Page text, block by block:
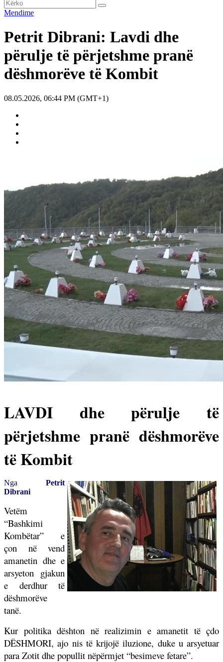
Mendime
Petrit Dibrani: Lavdi dhe
përulje të përjetshme pranë
dëshmorëve të Kombit
08.05.2026, 06:44 PM (GMT+1)
LAVDI dhe përulje të
përjetshme pranë dëshmorëve
të Kombit
Nga Petrit
Dibrani
Vetëm
“Bashkimi
Kombëtar” e
çon në vend
amanetin dhe e
arsyeton gjakun
e derdhur të
dëshmorëve
tanë.
Kur politika dështon në realizimin e amanetit të çdo
DËSHMORI, ajo nis të krijojë iluzione, duke u arsyetuar
para Zotit dhe popullit nëpërmjet “besimeve fetare”.